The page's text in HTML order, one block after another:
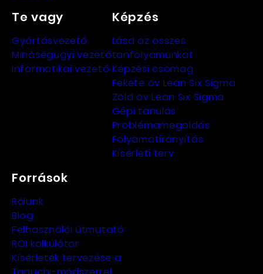
Te vagy
Gyártásvezető
Minőségügyi vezető
Informatikai vezető
Képzés
Lásd az összes
tanfolyamunkat
Képzési csomag
Fekete öv Lean Six Sigma
Zöld öv Lean Six Sigma
Gépi tanulás
Problémamegoldás
Folyamatirányítás
Kísérleti terv
Források
Rólunk
Blog
Felhasználói útmutató
ROI kalkulátor
Kísérletek tervezése a